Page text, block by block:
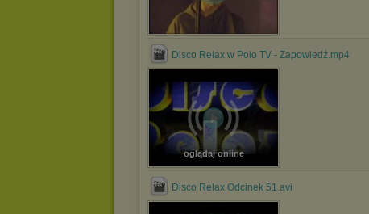
Disco Relax w Polo TV - Zapowiedź.mp4
oglądaj online
Disco Relax Odcinek 51.avi